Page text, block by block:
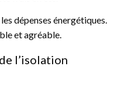
dépenses énergétiques.
et agréable.
l’isolation